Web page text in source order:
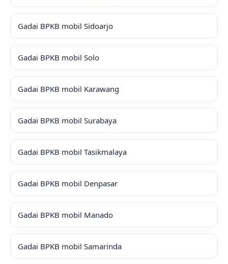
Gadai BPKB mobil Sidoarjo
Gadai BPKB mobil Solo
Gadai BPKB mobil Karawang
Gadai BPKB mobil Surabaya
Gadai BPKB mobil Tasikmalaya
Gadai BPKB mobil Denpasar
Gadai BPKB mobil Manado
Gadai BPKB mobil Samarinda